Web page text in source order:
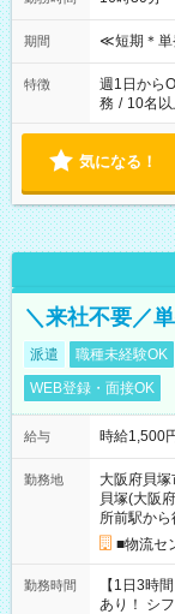
期間 ≪短期＊
特徴 週1日から
務 / 10名
気になる！
＼来社不要／
派遣 職種未経験OK
WEB登録・面接OK
給与 時給1,500
勤務地
大阪府貝塚
貝塚(大阪
所前駅か
■物流セ
勤務時間
【1日3時
あり！ シ